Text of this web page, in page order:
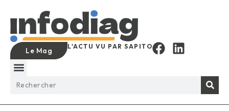
Le Mag L'ACTU VU PAR SAPITO